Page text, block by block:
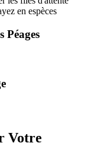
en espèces
Péages
Votre